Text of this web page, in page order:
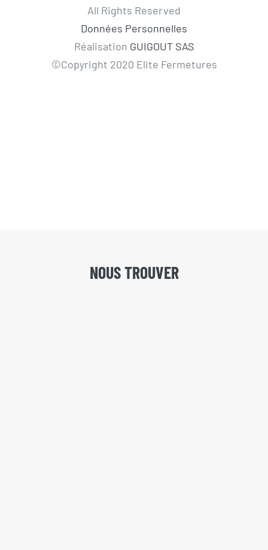
All Rights Reserved
Données Personnelles
Réalisation GUIGOUT SAS
©Copyright 2020 Elite Fermetures
NOUS TROUVER